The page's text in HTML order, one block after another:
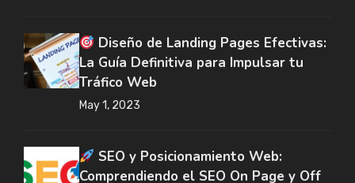
Diseño de Landing Pages Efectivas:
La Guía Definitiva para Impulsar tu
Tráfico Web
May 1, 2023
SEO y Posicionamiento Web:
Comprendiendo el SEO On Page y Off